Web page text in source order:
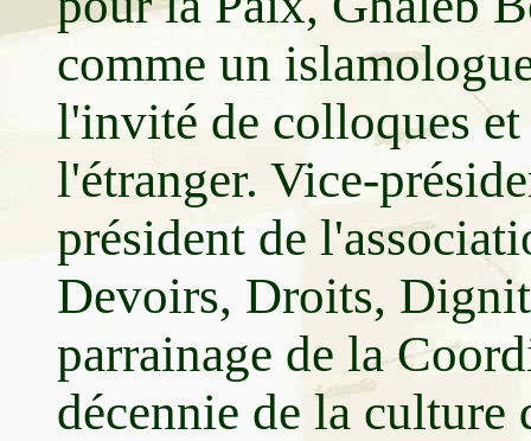
comme un
l'invité de colloques et
l'étranger. Vice-
président de
Devoirs, Droits,
parrainage de la
décennie de la